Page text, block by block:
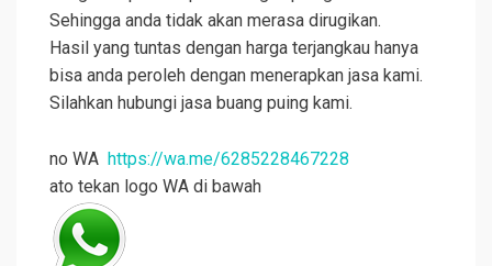
Sehingga anda tidak akan merasa dirugikan.
Hasil yang tuntas dengan harga terjangkau hanya
bisa anda peroleh dengan menerapkan jasa kami.
Silahkan hubungi jasa buang puing kami.
no WA https://wa.me/6285228467228
ato tekan logo WA di bawah